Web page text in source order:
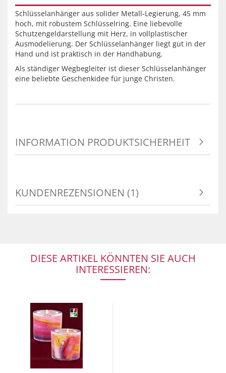
Schlüsselanhänger aus solider Metall-Legierung, 45 mm
hoch, mit robustem Schlüsselring. Eine liebevolle
Schutzengeldarstellung mit Herz, in vollplastischer
Ausmodelierung. Der Schlüsselanhänger liegt gut in der
Hand und ist praktisch in der Handhabung.
Als ständiger Wegbegleiter ist dieser Schlüsselanhänger
eine beliebte Geschenkidee für junge Christen.
INFORMATION PRODUKTSICHERHEIT
KUNDENREZENSIONEN (1)
DIESE ARTIKEL KÖNNTEN SIE AUCH
INTERESSIEREN: